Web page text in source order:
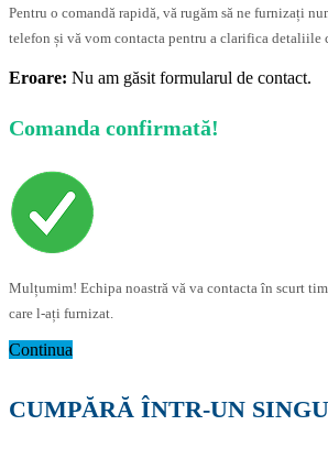
Pentru o comandă rapidă, vă rugăm să ne furnizați
telefon și vă vom contacta pentru a clarifica detaliile
Eroare: Nu am găsit formularul de contact.
Comanda confirmată!
Mulțumim! Echipa noastră vă va contacta în scurt
care l-ați furnizat.
Continua
CUMPĂRĂ ÎNTR-UN